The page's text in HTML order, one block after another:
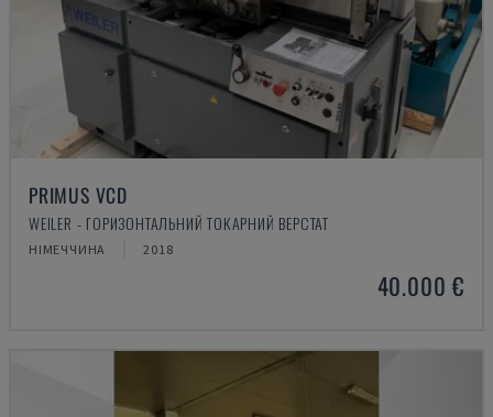
PRIMUS VCD
WEILER - ГОРИЗОНТАЛЬНИЙ ТОКАРНИЙ ВЕРСТАТ
НІМЕЧЧИНА 2018
40.000 €